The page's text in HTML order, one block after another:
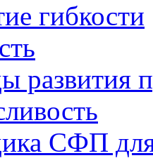
гибкости
развития
СФП для